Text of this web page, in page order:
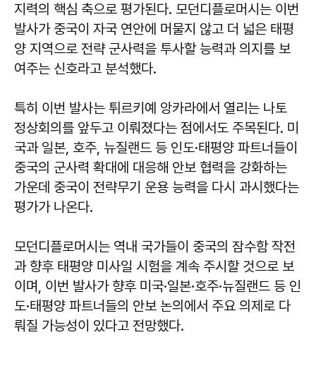
지력의 핵심 축으로 평가된다. 모던디플로머시는 이번
발사가 중국이 자국 연안에 머물지 않고 더 넓은 태평
양 지역으로 전략 군사력을 투사할 능력과 의지를 보
여주는 신호라고 분석했다.
특히 이번 발사는 튀르키예 앙카라에서 열리는 나토
정상회의를 앞두고 이뤄졌다는 점에서도 주목된다. 미
국과 일본, 호주, 뉴질랜드 등 인도·태평양 파트너들이
중국의 군사력 확대에 대응해 안보 협력을 강화하는
가운데 중국이 전략무기 운용 능력을 다시 과시했다는
평가가 나온다.
모던디플로머시는 역내 국가들이 중국의 잠수함 작전
과 향후 태평양 미사일 시험을 계속 주시할 것으로 보
이며, 이번 발사가 향후 미국·일본·호주·뉴질랜드 등 인
도·태평양 파트너들의 안보 논의에서 주요 의제로 다
뤄질 가능성이 있다고 전망했다.